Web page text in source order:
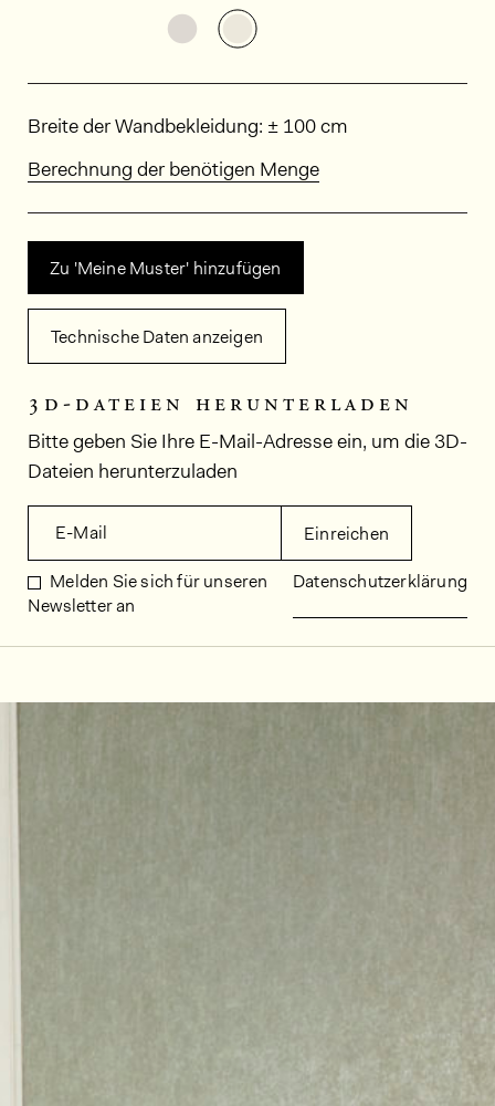
Weitere Varianten entdecken:
Weitere Varianten
Abmessungen
Breite der Wandbekleidung: ± 100 cm
Berechnung der benötigen Menge
Zu 'Meine Muster' hinzufügen
Technische Daten anzeigen
3d-dateien herunterladen
Bitte geben Sie Ihre E-Mail-Adresse ein, um die 3D-
Dateien herunterzuladen
E-Mail Einreichen
Melden Sie sich für unseren
Newsletter an
Datenschutzerklärung